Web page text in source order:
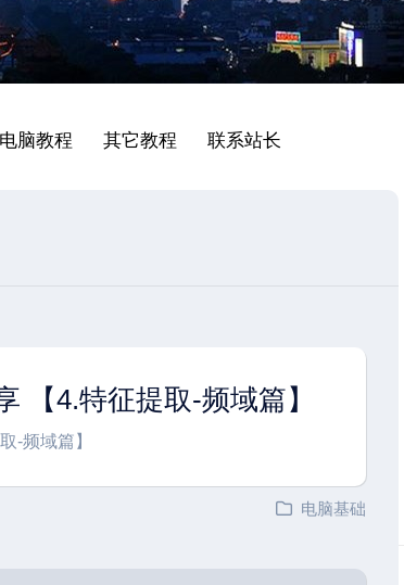
电脑教程 其它教程 联系站长
【4.特征提取-频域篇】
-频域篇】
电脑基础